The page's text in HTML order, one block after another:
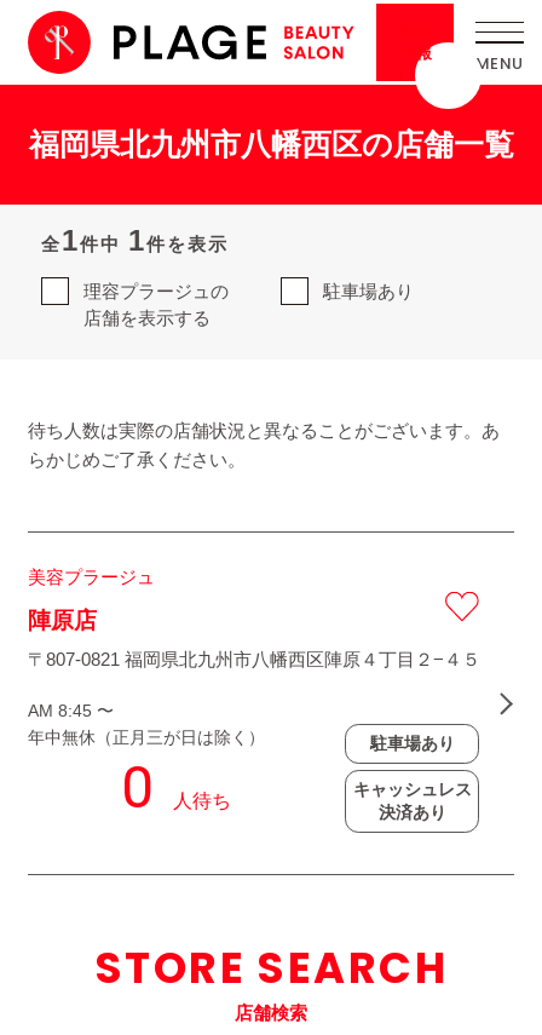
情報
福岡県北九州市八幡西区の店舗一覧
全1件中 1件を表示
理容プラージュの
店舗を表示する
駐車場あり
待ち人数は実際の店舗状況と異なることがございます。あ
らかじめご了承ください。
美容プラージュ
陣原店
〒807-0821 福岡県北九州市八幡西区陣原４丁目２−４５
AM 8:45 〜
年中無休（正月三が日は除く）
駐車場あり
キャッシュレス
決済あり
STORE SEARCH
店舗検索